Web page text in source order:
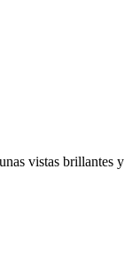
vistas brillantes y